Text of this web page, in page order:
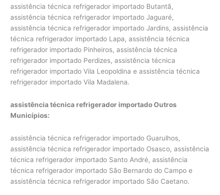
assistência técnica refrigerador importado Butantã,
assistência técnica refrigerador importado Jaguaré,
assistência técnica refrigerador importado Jardins, assistência
técnica refrigerador importado Lapa, assistência técnica
refrigerador importado Pinheiros, assistência técnica
refrigerador importado Perdizes, assistência técnica
refrigerador importado Vila Leopoldina e assistência técnica
refrigerador importado Vila Madalena.
assistência técnica refrigerador importado Outros
Municípios:
assistência técnica refrigerador importado Guarulhos,
assistência técnica refrigerador importado Osasco, assistência
técnica refrigerador importado Santo André, assistência
técnica refrigerador importado São Bernardo do Campo e
assistência técnica refrigerador importado São Caetano.